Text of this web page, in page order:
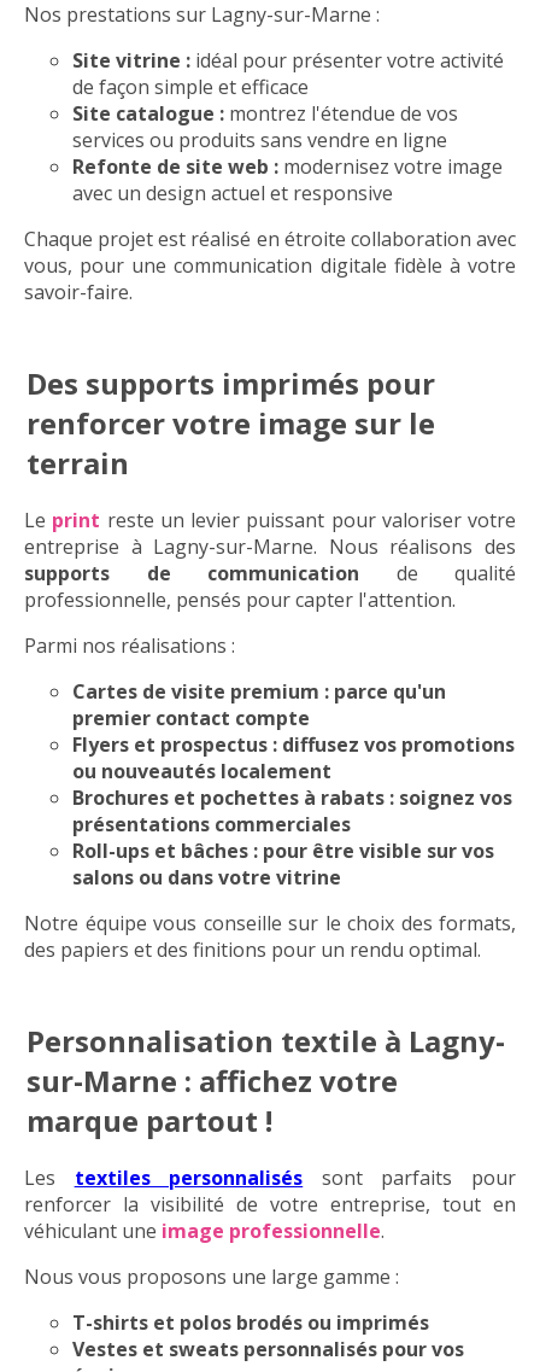
Nos prestations sur Lagny-sur-Marne :
Site vitrine : idéal pour présenter votre activité
de façon simple et efficace
Site catalogue : montrez l'étendue de vos
services ou produits sans vendre en ligne
Refonte de site web : modernisez votre image
avec un design actuel et responsive
Chaque projet est réalisé en étroite collaboration avec
vous, pour une communication digitale fidèle à votre
savoir-faire.
Des supports imprimés pour
renforcer votre image sur le
terrain
Le print reste un levier puissant pour valoriser votre
entreprise à Lagny-sur-Marne. Nous réalisons des
supports de communication de qualité
professionnelle, pensés pour capter l'attention.
Parmi nos réalisations :
Cartes de visite premium : parce qu'un
premier contact compte
Flyers et prospectus : diffusez vos promotions
ou nouveautés localement
Brochures et pochettes à rabats : soignez vos
présentations commerciales
Roll-ups et bâches : pour être visible sur vos
salons ou dans votre vitrine
Notre équipe vous conseille sur le choix des formats,
des papiers et des finitions pour un rendu optimal.
Personnalisation textile à Lagny-
sur-Marne : affichez votre
marque partout !
Les textiles personnalisés sont parfaits pour
renforcer la visibilité de votre entreprise, tout en
véhiculant une image professionnelle.
Nous vous proposons une large gamme :
T-shirts et polos brodés ou imprimés
Vestes et sweats personnalisés pour vos